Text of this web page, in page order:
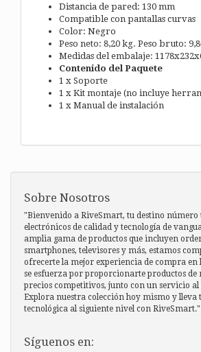
Distancia de pared: 130 mm
Compatible con pantallas curvas
Color: Negro
Peso neto: 8,20 kg. Peso bruto:
Medidas del embalaje:
Contenido del Paquete
1 x Soporte
1 x Kit montaje (no incluye
1 x Manual de instalación
Sobre Nosotros
"Bienvenido a RiveSmart, tu destino número
electrónicos de calidad y tecnología de
amplia gama de productos que incluyen
smartphones, televisores y más, estamos
ofrecerte la mejor experiencia de compra en
se esfuerza por proporcionarte productos de
precios competitivos, junto con un servicio al
Explora nuestra colección hoy mismo y lleva
tecnológica al siguiente nivel con RiveSmart."
Síguenos en: